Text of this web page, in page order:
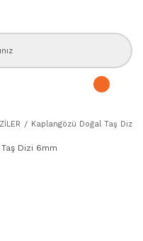
Kaplangözü Doğal Taş Dizi